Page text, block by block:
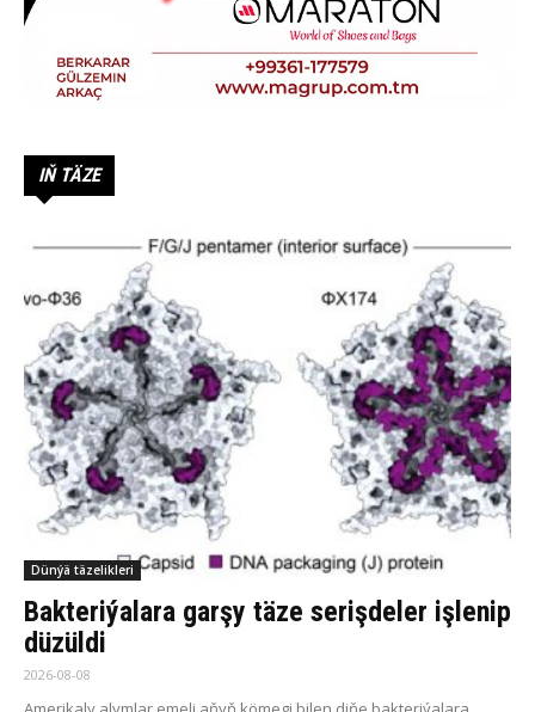
IŇ TÄZE
Dünýä täzelikleri
Bakteriýalara garşy täze serişdeler işlenip
düzüldi
2026-08-08